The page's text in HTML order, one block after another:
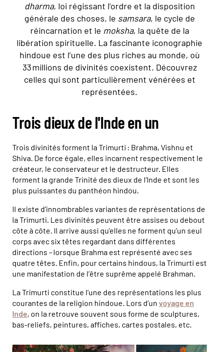
dharma, loi régissant l’ordre et la disposition
générale des choses, le samsara, le cycle de
réincarnation et le moksha, la quête de la
libération spirituelle. La fascinante iconographie
hindoue est l’une des plus riches au monde, où
33 millions de divinités coexistent. Découvrez
celles qui sont particulièrement vénérées et
représentées.
Trois dieux de l'Inde en un
Trois divinités forment la Trimurti : Brahma, Vishnu et
Shiva. De force égale, elles incarnent respectivement le
créateur, le conservateur et le destructeur. Elles
forment la grande Trinité des dieux de l'Inde et sont les
plus puissantes du panthéon hindou.
Il existe d’innombrables variantes de représentations de
la Trimurti. Les divinités peuvent être assises ou debout
côte à côte. Il arrive aussi qu'elles ne forment qu’un seul
corps avec six têtes regardant dans différentes
directions – lorsque Brahma est représenté avec ses
quatre têtes. Enfin, pour certains hindous, la Trimurti est
une manifestation de l’être suprême appelé Brahman.
La Trimurti constitue l’une des représentations les plus
courantes de la religion hindoue. Lors d’un voyage en
Inde, on la retrouve souvent sous forme de sculptures,
bas-reliefs, peintures, affiches, cartes postales, etc.